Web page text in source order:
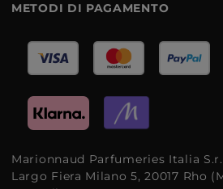
METODI DI PAGAMENTO
Marionnaud Parfumeries Italia
Largo Fiera Milano 5, 20017 Rho